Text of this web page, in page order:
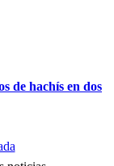
de hachís en dos